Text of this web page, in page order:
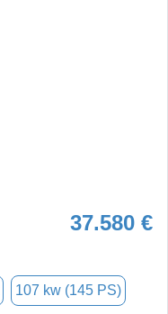
37.580 €
107 kw (145 PS)